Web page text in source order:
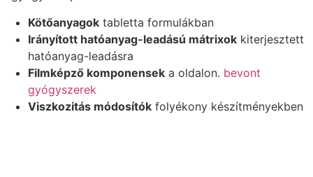
Kötőanyagok tabletta formulákban
Irányított hatóanyag-leadású mátrixok kiterjesztett
hatóanyag-leadásra
Filmképző komponensek a oldalon. bevont
gyógyszerek
Viszkozitás módosítók folyékony készítményekben